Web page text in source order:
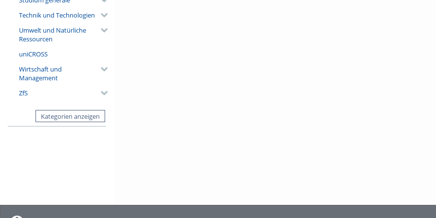
Technik und Technologien
Umwelt und Natürliche
Ressourcen
uniCROSS
Wirtschaft und
Management
ZfS
Kategorien anzeigen